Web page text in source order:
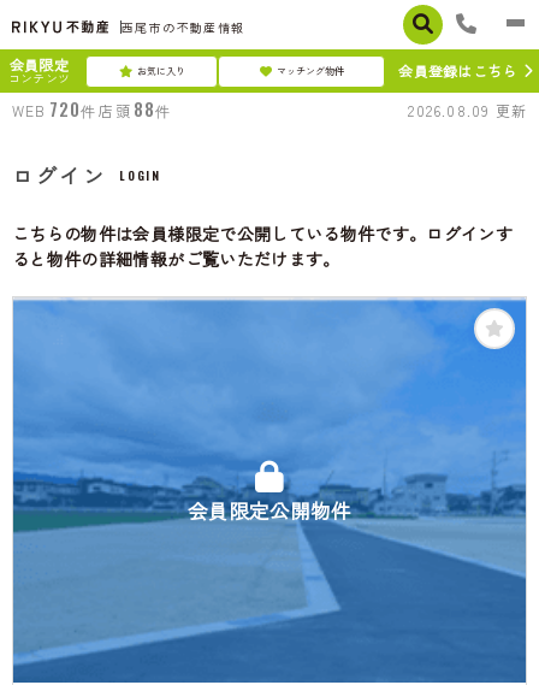
西尾市の不動産情報
会員限定
コンテンツ お気に入り マッチング物件
会員登録はこちら
WEB 720件 店頭 88件 2026.08.09 更新
ログイン LOGIN
こちらの物件は会員様限定で公開している物件です。ログインす
ると物件の詳細情報がご覧いただけます。
会員限定公開物件